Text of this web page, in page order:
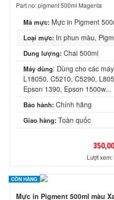
Part no: pigment 500ml Magenta
Mã mực: Mực in Pigment
Loại mực: In phun màu,
Dung lượng: Chai 500ml
Máy dùng: Dùng cho các
L18050, C5210, C5290,
Epson 1390, Epson 1500w...
Bảo hành: Chính hãng
Giao hàng: Toàn quốc
Lượt
CÒN HÀNG
Mực in Pigment 500ml màu